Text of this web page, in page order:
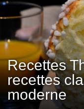
Recettes
recettes
moderne